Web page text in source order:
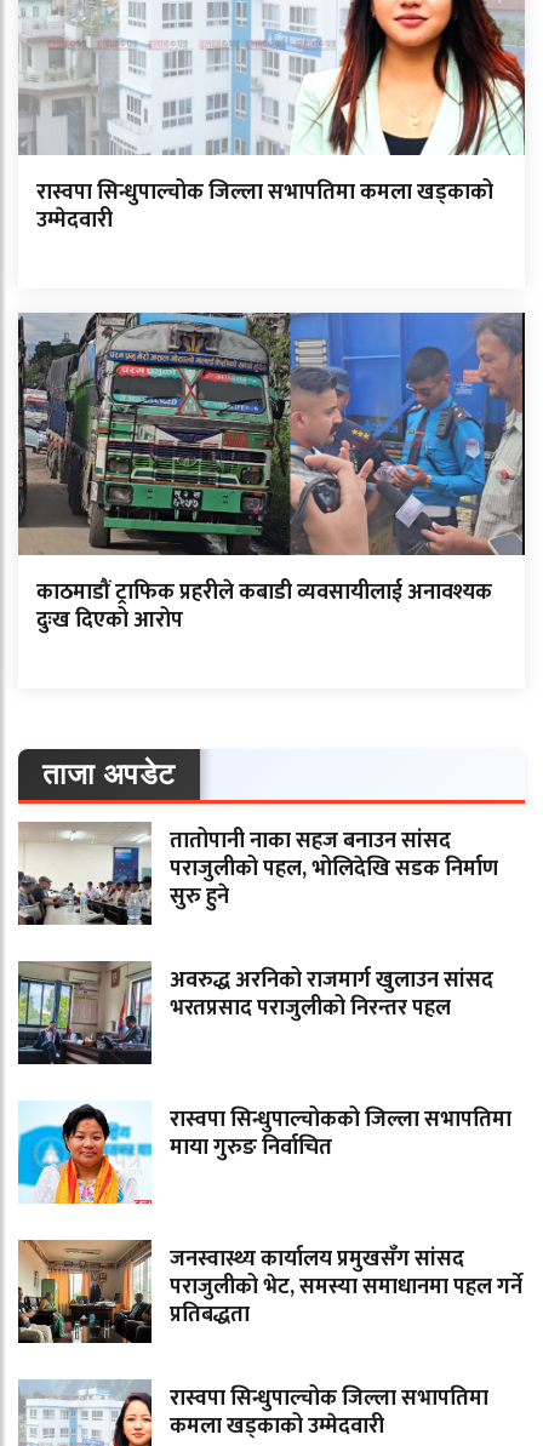
रास्वपा सिन्धुपाल्चोक जिल्ला सभापतिमा कमला खड्काको
उम्मेदवारी
काठमाडौं ट्राफिक प्रहरीले कबाडी व्यवसायीलाई अनावश्यक
दुःख दिएको आरोप
ताजा अपडेट
तातोपानी नाका सहज बनाउन सांसद
पराजुलीको पहल, भोलिदेखि सडक निर्माण
सुरु हुने
अवरुद्ध अरनिको राजमार्ग खुलाउन सांसद
भरतप्रसाद पराजुलीको निरन्तर पहल
रास्वपा सिन्धुपाल्चोकको जिल्ला सभापतिमा
माया गुरुङ निर्वाचित
जनस्वास्थ्य कार्यालय प्रमुखसँग सांसद
पराजुलीको भेट, समस्या समाधानमा पहल गर्ने
प्रतिबद्धता
रास्वपा सिन्धुपाल्चोक जिल्ला सभापतिमा
कमला खड्काको उम्मेदवारी